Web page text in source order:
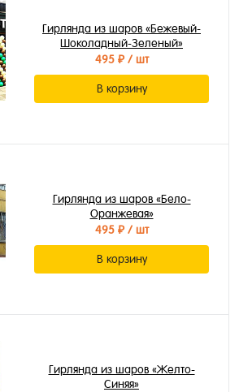
Гирлянда из шаров «Бежевый-
Шоколадный-Зеленый»
495 ₽/ шт
В корзину
Гирлянда из шаров «Бело-
Оранжевая»
495 ₽/ шт
В корзину
Гирлянда из шаров «Желто-
Синяя»